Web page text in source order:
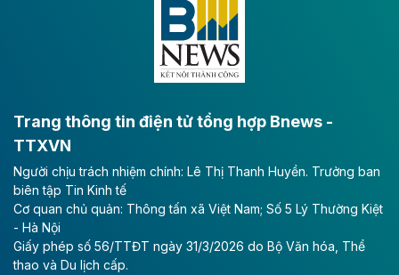
lực phát triển kinh tế - xã hội khu vực phía Nam đồng
Long Thành
Tổng công ty Cảng hàng không Việt Nam - CTCP
(ACV) vừa lập kỷ lục mới về lợi nhuận trong quý
II/2026.
Theo baodautu.vn
Vinaconex lập đỉnh doanh thu
Trang thông tin điện tử tổng hợp Bnews -
TTXVN
Người chịu trách nhiệm chính: Lê Thị Thanh Huyền. Trưởng ban
biên tập Tin Kinh tế
Cơ quan chủ quản: Thông tấn xã Việt Nam; Số 5 Lý Thường Kiệt
- Hà Nội
Giấy phép số 56/TTĐT ngày 31/3/2026 do Bộ Văn hóa, Thể
thao và Du lịch cấp.